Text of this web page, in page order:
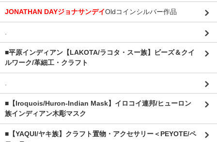
JONATHAN DAYジョナサンデイOldコインシルバー作品
■平原インディアン【LAKOTA/ラコタ・スー族】ビーズ＆クイ
ルワーク/革細工・クラフト
■【Iroquois/Huron-Indian Mask】イロコイ連邦/ヒューロン
族インディアン木彫マスク
■【YAQUI/ヤキ族】クラフト置物・アクセサリー＜PEYOTE/ペ